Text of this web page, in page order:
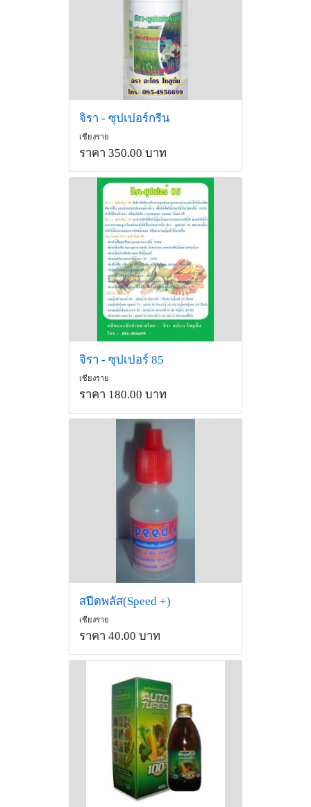
จิรา - ซุปเปอร์กรีน
เชียงราย
ราคา 350.00 บาท
จิรา - ซุปเปอร์ 85
เชียงราย
ราคา 180.00 บาท
สปีดพลัส(Speed +)
เชียงราย
ราคา 40.00 บาท